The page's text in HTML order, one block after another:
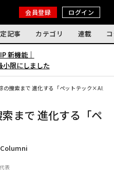
会員登録 ログイン
記事 カテゴリ 連載
新機能｜
小限にしました
の捜索まで 進化する「ペットテック×AI」
まで 進化する「ペ
表